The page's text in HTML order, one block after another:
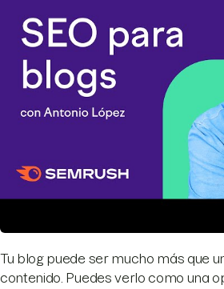
Tu blog puede ser mucho más que
contenido. Puedes verlo como una